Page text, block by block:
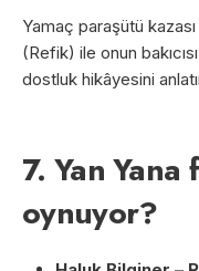
Yamaç paraşütü
(Refik) ile onun
dostluk hikâyesini
7. Yan
oynuyor?